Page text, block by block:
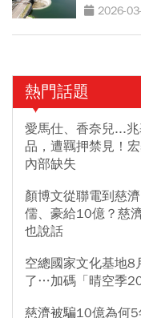
2026-
熱門話題
愛馬仕、香奈兒...
品，遭羈押禁見！
內部缺失
顏博文從聯電到慈
儒、豪給10億？慈
也說話
空總國家文化基地8
了…加碼「晴空季
慈濟被騙10億為何5